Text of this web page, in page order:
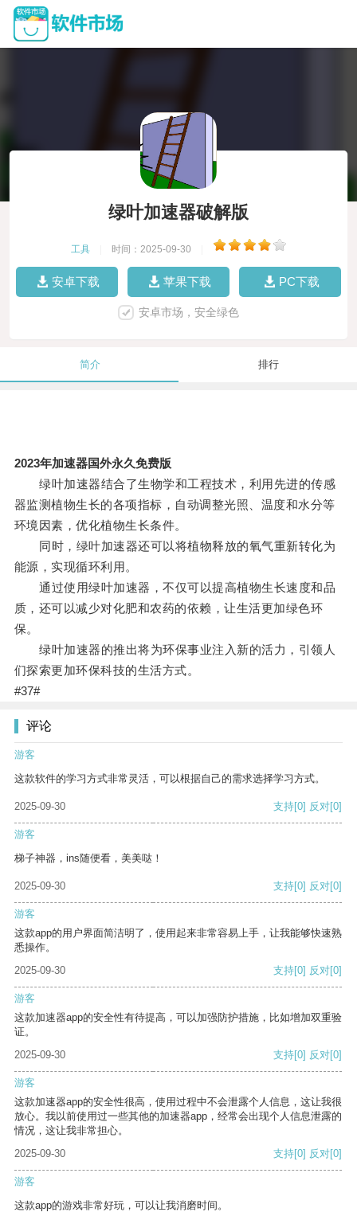
绿叶加速器破解版
工具 时间：2025-09-30
安卓下载 苹果下载 PC下载
安卓市场，安全绿色
简介 排行
2023年加速器国外永久免费版
绿叶加速器结合了生物学和工程技术，利用先进的传感
器监测植物生长的各项指标，自动调整光照、温度和水分等
环境因素，优化植物生长条件。
同时，绿叶加速器还可以将植物释放的氧气重新转化为
能源，实现循环利用。
通过使用绿叶加速器，不仅可以提高植物生长速度和品
质，还可以减少对化肥和农药的依赖，让生活更加绿色环
保。
绿叶加速器的推出将为环保事业注入新的活力，引领人
们探索更加环保科技的生活方式。
#37#
评论
游客
这款软件的学习方式非常灵活，可以根据自己的需求选择学习方式。
2025-09-30 支持[0] 反对[0]
游客
梯子神器，ins随便看，美美哒！
2025-09-30 支持[0] 反对[0]
游客
这款app的用户界面简洁明了，使用起来非常容易上手，让我能够快速熟
悉操作。
2025-09-30
支持[0] 反对[0]
游客
这款加速器app的安全性有待提高，可以加强防护措施，比如增加双重验
证。
2025-09-30
支持[0] 反对[0]
游客
这款加速器app的安全性很高，使用过程中不会泄露个人信息，这让我很
放心。我以前使用过一些其他的加速器app，经常会出现个人信息泄露的
情况，这让我非常担心。
2025-09-30
支持[0] 反对[0]
游客
这款app的游戏非常好玩，可以让我消磨时间。